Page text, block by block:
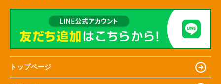
トップページ